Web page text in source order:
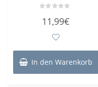
mit
11,99€
In den Warenkorb